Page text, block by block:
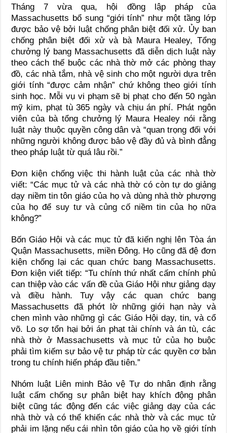
Tháng 7 vừa qua, hội đồng lập pháp của
Massachusetts bổ sung “giới tính” như một tầng lớp
được bảo vệ bởi luật chống phân biệt đối xử. Ủy ban
chống phân biệt đối xử và bà Maura Healey, Tổng
chưởng lý bang Massachusetts đã diễn dịch luật này
theo cách thế buộc các nhà thờ mở các phòng thay
đồ, các nhà tắm, nhà vệ sinh cho một người dựa trên
giới tính “được cảm nhận” chứ không theo giới tính
sinh học. Mỗi vụ vi phạm sẽ bị phạt cho đến 50 ngàn
mỹ kim, phạt tù 365 ngày và chịu án phí. Phát ngôn
viên của bà tổng chưởng lý Maura Healey nói rằng
luật này thuộc quyền công dân và “quan trọng đối với
những người không được bảo vệ đầy đủ và bình đẳng
theo pháp luật từ quá lâu rồi.”
Đơn kiện chống việc thi hành luật của các nhà thờ
viết: “Các mục tử và các nhà thờ có còn tự do giảng
dạy niềm tin tôn giáo của họ và dùng nhà thờ phượng
của họ để suy tư và củng cố niềm tin của họ nữa
không?”
Bốn Giáo Hội và các mục tử đã kiến nghị lên Tòa án
Quận Massachusetts, miền Đông. Họ cũng đã đệ đơn
kiện chống lại các quan chức bang Massachusetts.
Đơn kiện viết tiếp: “Tu chính thứ nhất cấm chính phủ
can thiệp vào các vấn đề của Giáo Hội như giảng dạy
và điều hành. Tuy vậy các quan chức bang
Massachusetts đã phớt lờ những giới hạn này và
chen mình vào những gì các Giáo Hội dạy, tin, và cổ
võ. Lo sợ tổn hại bởi án phạt tài chính và án tù, các
nhà thờ ở Massachusetts và mục tử của họ buộc
phải tìm kiếm sự bảo vệ tư pháp từ các quyền cơ bản
trong tu chính hiến pháp đầu tiên.”
Nhóm luật Liên minh Bảo vệ Tự do nhân định rằng
luật cấm chống sự phân biệt hay khích động phân
biệt cũng tác động đến các việc giảng dạy của các
nhà thờ và có thể khiến các nhà thờ và các mục tử
phải im lặng nếu cái nhìn tôn giáo của họ về giới tính